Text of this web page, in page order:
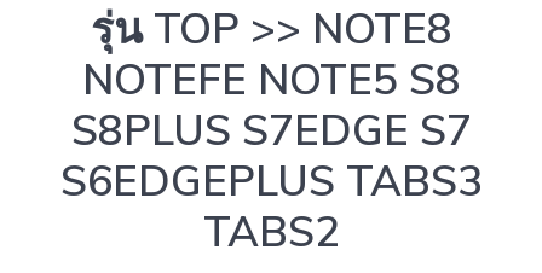
รุ่น TOP >> NOTE8
NOTEFE NOTE5 S8
S8PLUS S7EDGE S7
S6EDGEPLUS TABS3
TABS2